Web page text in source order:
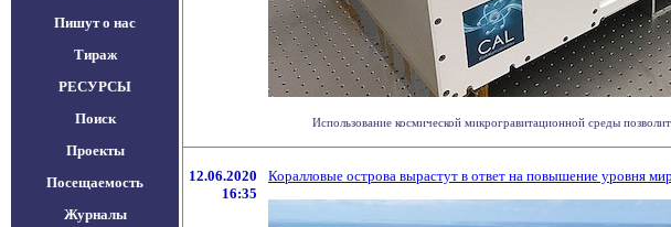
Пишут о нас
Тираж
РЕСУРСЫ
Поиск
Проекты
Посещаемость
Журналы
Использование космической микрогравитационной среды
12.06.2020
16:35
Коралловые острова вырастут в ответ на повышение уровня